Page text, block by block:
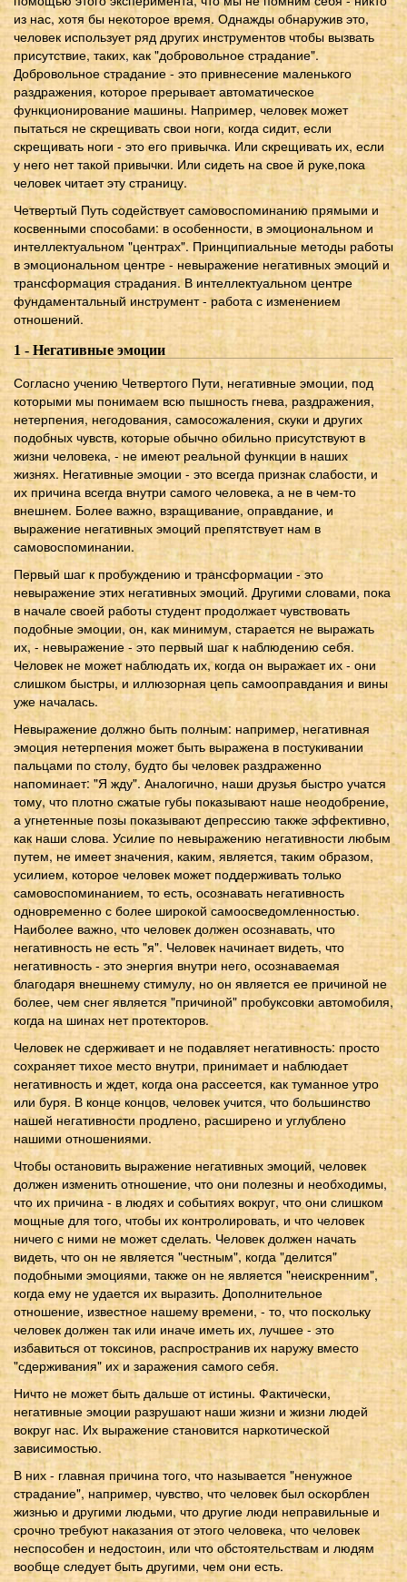
из нас, хотя бы некоторое время. Однажды обнаружив это,
человек использует ряд других инструментов чтобы вызвать
присутствие, таких, как "добровольное страдание".
Добровольное страдание - это привнесение маленького
раздражения, которое прерывает автоматическое
функционирование машины. Например, человек может
пытаться не скрещивать свои ноги, когда сидит, если
скрещивать ноги - это его привычка. Или скрещивать их, если
у него нет такой привычки. Или сидеть на свое й руке,пока
человек читает эту страницу.
Четвертый Путь содействует самовоспоминанию прямыми и
косвенными способами: в особенности, в эмоциональном и
интеллектуальном "центрах". Принципиальные методы работы
в эмоциональном центре - невыражение негативных эмоций и
трансформация страдания. В интеллектуальном центре
фундаментальный инструмент - работа с изменением
отношений.
1 - Негативные эмоции
Согласно учению Четвертого Пути, негативные эмоции, под
которыми мы понимаем всю пышность гнева, раздражения,
нетерпения, негодования, самосожаления, скуки и других
подобных чувств, которые обычно обильно присутствуют в
жизни человека, - не имеют реальной функции в наших
жизнях. Негативные эмоции - это всегда признак слабости, и
их причина всегда внутри самого человека, а не в чем-то
внешнем. Более важно, взращивание, оправдание, и
выражение негативных эмоций препятствует нам в
самовоспоминании.
Первый шаг к пробуждению и трансформации - это
невыражение этих негативных эмоций. Другими словами, пока
в начале своей работы студент продолжает чувствовать
подобные эмоции, он, как минимум, старается не выражать
их, - невыражение - это первый шаг к наблюдению себя.
Человек не может наблюдать их, когда он выражает их - они
слишком быстры, и иллюзорная цепь самооправдания и вины
уже началась.
Невыражение должно быть полным: например, негативная
эмоция нетерпения может быть выражена в постукивании
пальцами по столу, будто бы человек раздраженно
напоминает: "Я жду". Аналогично, наши друзья быстро учатся
тому, что плотно сжатые губы показывают наше неодобрение,
а угнетенные позы показывают депрессию также эффективно,
как наши слова. Усилие по невыражению негативности любым
путем, не имеет значения, каким, является, таким образом,
усилием, которое человек может поддерживать только
самовоспоминанием, то есть, осознавать негативность
одновременно с более широкой самоосведомленностью.
Наиболее важно, что человек должен осознавать, что
негативность не есть "я". Человек начинает видеть, что
негативность - это энергия внутри него, осознаваемая
благодаря внешнему стимулу, но он является ее причиной не
более, чем снег является "причиной" пробуксовки автомобиля,
когда на шинах нет протекторов.
Человек не сдерживает и не подавляет негативность: просто
сохраняет тихое место внутри, принимает и наблюдает
негативность и ждет, когда она рассеется, как туманное утро
или буря. В конце концов, человек учится, что большинство
нашей негативности продлено, расширено и углублено
нашими отношениями.
Чтобы остановить выражение негативных эмоций, человек
должен изменить отношение, что они полезны и необходимы,
что их причина - в людях и событиях вокруг, что они слишком
мощные для того, чтобы их контролировать, и что человек
ничего с ними не может сделать. Человек должен начать
видеть, что он не является "честным", когда "делится"
подобными эмоциями, также он не является "неискренним",
когда ему не удается их выразить. Дополнительное
отношение, известное нашему времени, - то, что поскольку
человек должен так или иначе иметь их, лучшее - это
избавиться от токсинов, распространив их наружу вместо
"сдерживания" их и заражения самого себя.
Ничто не может быть дальше от истины. Фактически,
негативные эмоции разрушают наши жизни и жизни людей
вокруг нас. Их выражение становится наркотической
зависимостью.
В них - главная причина того, что называется "ненужное
страдание", например, чувство, что человек был оскорблен
жизнью и другими людьми, что другие люди неправильные и
срочно требуют наказания от этого человека, что человек
неспособен и недостоин, или что обстоятельствам и людям
вообще следует быть другими, чем они есть.